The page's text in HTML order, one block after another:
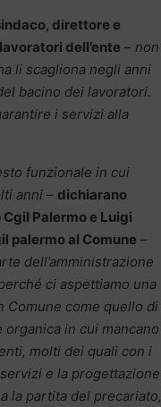
direttore e
dell’ente – non
li scagliona negli anni
bacino dei lavoratori.
i servizi alla
funzionale in cui
anni – dichiarano
Palermo e Luigi
palermo al Comune –
dell’amministrazione
ci aspettiamo una
Comune come quello di
in cui mancano
molti dei quali con i
e la progettazione
la partita del precariato,